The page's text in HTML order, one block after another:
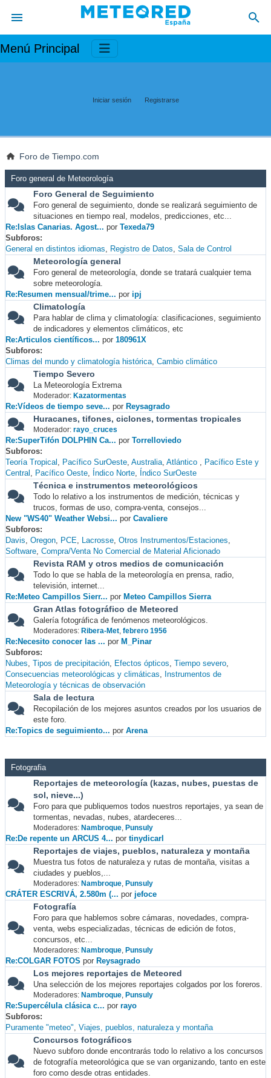
Menú Principal
Iniciar sesión Registrarse
Foro de Tiempo.com
Foro general de Meteorología
Foro General de Seguimiento
Foro general de seguimiento, donde se realizará seguimiento de
situaciones en tiempo real, modelos, predicciones, etc...
Re:Islas Canarias. Agost... por Texeda79
Subforos
General en distintos idiomas
Registro de Datos Sala de Control
Meteorología general
Foro general de meteorología, donde se tratará cualquier tema
sobre meteorología.
Re:Resumen mensual/trime... por ipj
Climatología
Para hablar de clima y climatología: clasificaciones, seguimiento
de indicadores y elementos climáticos, etc
Re:Articulos científicos... por 180961X
Subforos
Climas del mundo y climatología histórica Cambio climático
Tiempo Severo
La Meteorología Extrema
Moderador: Kazatormentas
Re:Vídeos de tiempo seve... por Reysagrado
Huracanes, tifones, ciclones, tormentas tropicales
Moderador: rayo_cruces
Re:SuperTifón DOLPHIN Ca... por Torrelloviedo
Subforos
Teoría Tropical
Pacífico SurOeste Australia Atlántico
Pacífico Este y
Central
Pacífico Oeste Índico Norte Índico SurOeste
Técnica e instrumentos meteorológicos
Todo lo relativo a los instrumentos de medición, técnicas y
trucos, formas de uso, compra-venta, consejos...
New "WS40" Weather Websi... por Cavaliere
Subforos
Davis Oregon PCE Lacrosse Otros Instrumentos/Estaciones
Software Compra/Venta No Comercial de Material Aficionado
Revista RAM y otros medios de comunicación
Todo lo que se habla de la meteorología en prensa, radio,
televisión, internet...
Re:Meteo Campillos Sierr... por Meteo Campillos Sierra
Gran Atlas fotográfico de Meteored
Galería fotográfica de fenómenos meteorológicos.
Moderadores: Ribera-Met, febrero 1956
Re:Necesito conocer las ... por M_Pinar
Subforos
Nubes Tipos de precipitación Efectos ópticos Tiempo severo
Consecuencias meteorológicas y climáticas
Instrumentos de
Meteorología y técnicas de observación
Sala de lectura
Recopilación de los mejores asuntos creados por los usuarios de
este foro.
Re:Topics de seguimiento... por Arena
Fotografia
Reportajes de meteorología (kazas, nubes, puestas de
sol, nieve...)
Foro para que publiquemos todos nuestros reportajes, ya sean de
tormentas, nevadas, nubes, atardeceres...
Moderadores: Nambroque, Punsuly
Re:De repente un ARCUS 4... por tinydicarl
Reportajes de viajes, pueblos, naturaleza y montaña
Muestra tus fotos de naturaleza y rutas de montaña, visitas a
ciudades y pueblos,...
Moderadores: Nambroque, Punsuly
CRÁTER ESCRIVÁ, 2.580m (... por jefoce
Fotografía
Foro para que hablemos sobre cámaras, novedades, compra-
venta, webs especializadas, técnicas de edición de fotos,
concursos, etc...
Moderadores: Nambroque, Punsuly
Re:COLGAR FOTOS por Reysagrado
Los mejores reportajes de Meteored
Una selección de los mejores reportajes colgados por los foreros.
Moderadores: Nambroque, Punsuly
Re:Supercélula clásica c... por rayo
Subforos
Puramente "meteo" Viajes, pueblos, naturaleza y montaña
Concursos fotográficos
Nuevo subforo donde encontrarás todo lo relativo a los concursos
de fotografía meteorológica que se van organizando, tanto en este
foro como desde otras entidades.